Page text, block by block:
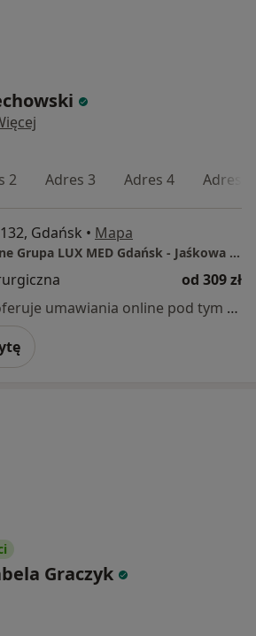
2 Adres 3 Adres 4 Adres 5
Gdańsk • Mapa
Centrum Medyczne Grupa LUX MED Gdańsk - Jaśkowa Dolina 132
od 309 zł
Specjalista nie oferuje umawiania online pod tym adresem.
Graczyk